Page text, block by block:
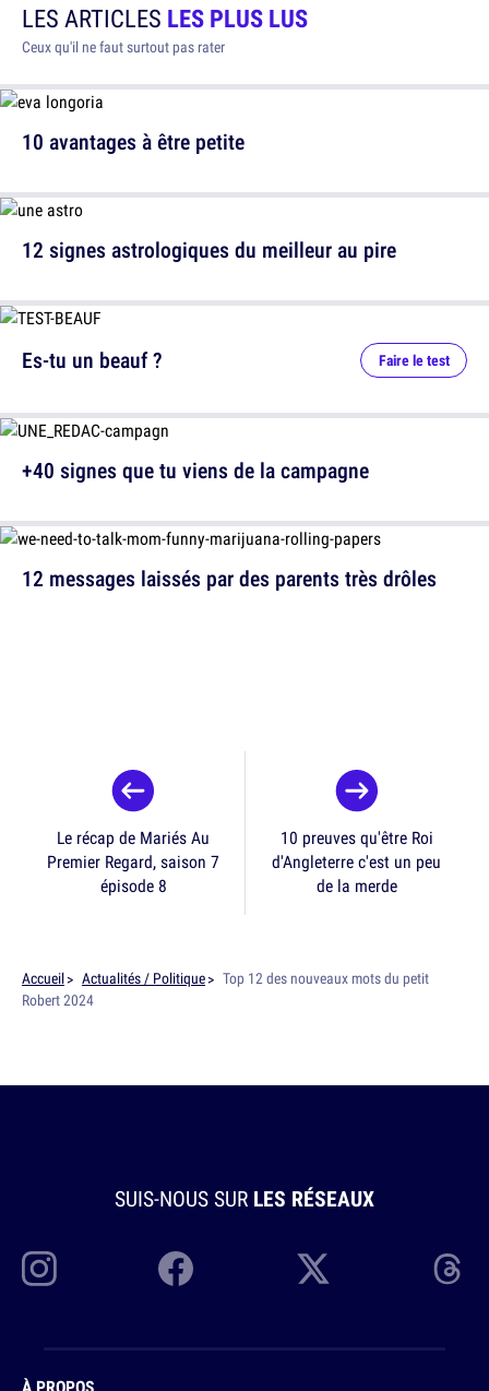
LES ARTICLES LES PLUS LUS
Ceux qu'il ne faut surtout pas rater
10 avantages à être petite
12 signes astrologiques du meilleur au pire
12 messages laissés par des parents très drôles
Es-tu un beauf ? Faire le test
+40 signes que tu viens de la campagne
Le récap de Mariés Au
Premier Regard, saison 7
épisode 8
10 preuves qu'être Roi
d'Angleterre c'est un peu
de la merde
Accueil Actualités / Politique
Top 12 des nouveaux mots du petit
Robert 2024
SUIS-NOUS SUR LES RÉSEAUX